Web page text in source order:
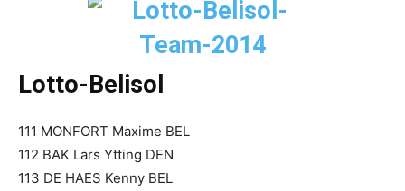
Lotto-Belisol
111 MONFORT Maxime BEL
112 BAK Lars Ytting DEN
113 DE HAES Kenny BEL